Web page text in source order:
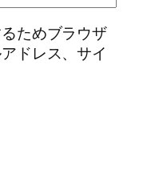
ためブラウザ
ドレス、サイ